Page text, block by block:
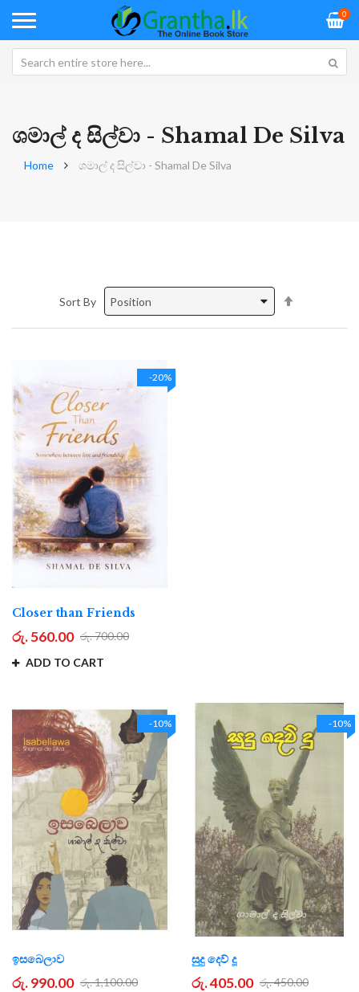
0
ශමාල් ද සිල්වා - Shamal De Silva
Home ශමාල් ද සිල්වා - Shamal De Silva
Sort By
Direction
-20%
Closer than Friends
රු. 560.00 රු. 700.00
ADD TO CART
-10%
ඉසබෙලාව
රු. 990.00 රු. 1,100.00
-10%
සුදු දෙව් දූ
රු. 405.00 රු. 450.00